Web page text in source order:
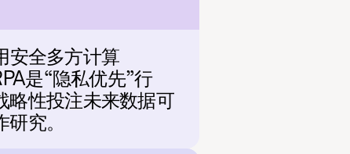
安全多方计算
是“隐私优先”行
略性投注未来数据可
究。